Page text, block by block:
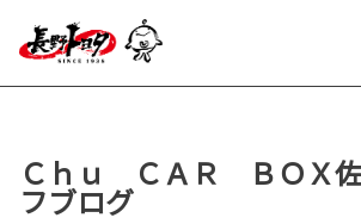
Ｃｈｕ ＣＡＲ ＢＯＸ
フブログ